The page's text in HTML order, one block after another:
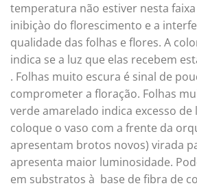
temperatura não estiver nesta
inibiçào do florescimento e a
qualidade das folhas e flores. A
indica se a luz que elas recebem
. Folhas muito escura é sinal de
comprometer a floração. Folhas
verde amarelado indica excesso de
coloque o vaso com a frente da
apresentam brotos novos) virada
apresenta maior luminosidade.
em substratos à base de fibra de